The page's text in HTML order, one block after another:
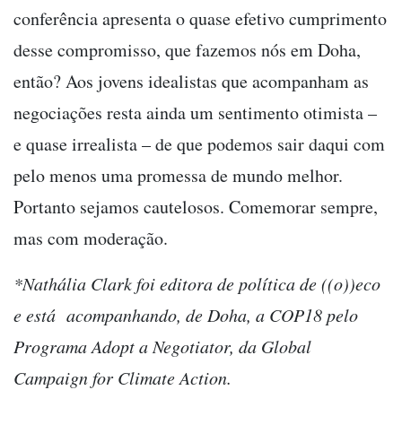
conferência apresenta o quase efetivo cumprimento
desse compromisso, que fazemos nós em Doha,
então? Aos jovens idealistas que acompanham as
negociações resta ainda um sentimento otimista –
e quase irrealista – de que podemos sair daqui com
pelo menos uma promessa de mundo melhor.
Portanto sejamos cautelosos. Comemorar sempre,
mas com moderação.
*Nathália Clark foi editora de política de ((o))eco
e está acompanhando, de Doha, a COP18 pelo
Programa Adopt a Negotiator, da Global
Campaign for Climate Action.